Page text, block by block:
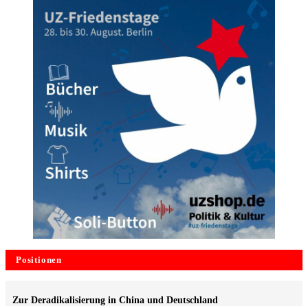
Positionen
Zur Deradikalisierung in China und Deutschland